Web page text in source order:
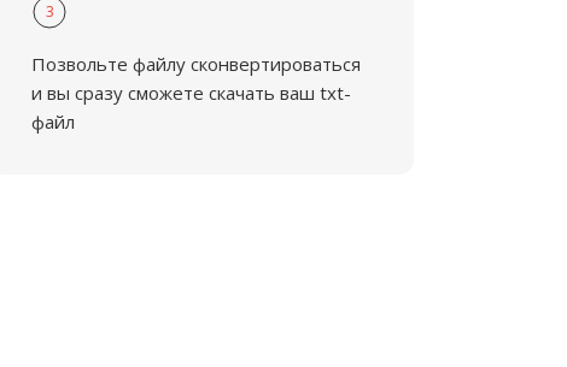
3
Позвольте файлу сконвертироваться
и вы сразу сможете скачать ваш txt-
файл